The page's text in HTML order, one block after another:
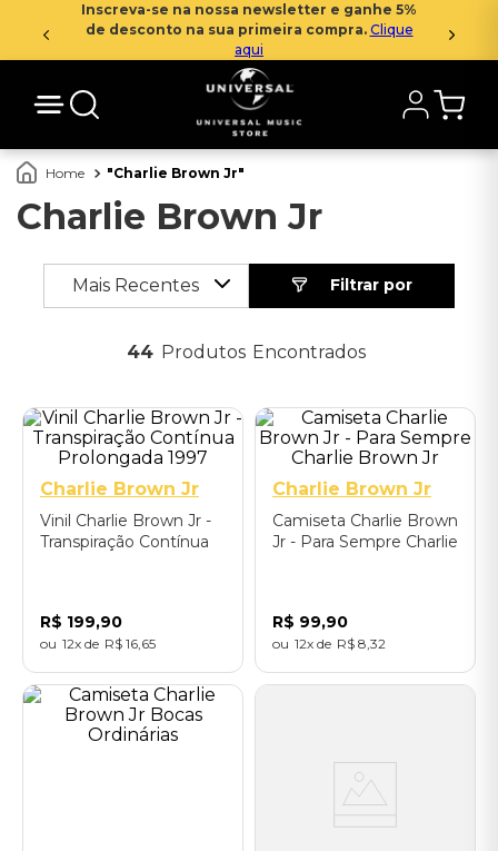
Inscreva-se na nossa newsletter e ganhe 5%
de desconto na sua primeira compra. Clique
aqui
Charlie Brown Jr
Charlie Brown Jr
Mais Recentes
44 Produtos
Charlie Brown Jr
Vinil Charlie Brown Jr -
Transpiração Contínua
R$ 199,90
12 R$ 16 65
P M GG
Charlie Brown Jr
Camiseta Charlie Brown
Jr - Para Sempre Charlie
R$ 99,90
12 R$ 8 32